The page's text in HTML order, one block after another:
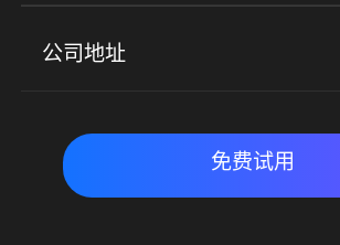
实时私域带货 数字化运营
公司地址
北京地址：北京市朝阳区朝外大街乙6号23层
免费试用